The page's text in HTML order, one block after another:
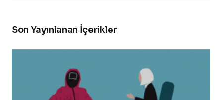
Son Yayınlanan İçerikler